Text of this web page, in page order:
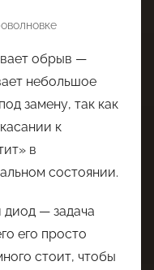
обрыв —
небольшое
замену, так как
к
в
состоянии.
— задача
его просто
стоит, чтобы